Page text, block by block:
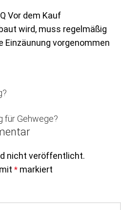
Vor dem Kauf
wird, muss regelmäßig
Einzäunung vorgenommen
für Gehwege?
nicht veröffentlicht.
* markiert